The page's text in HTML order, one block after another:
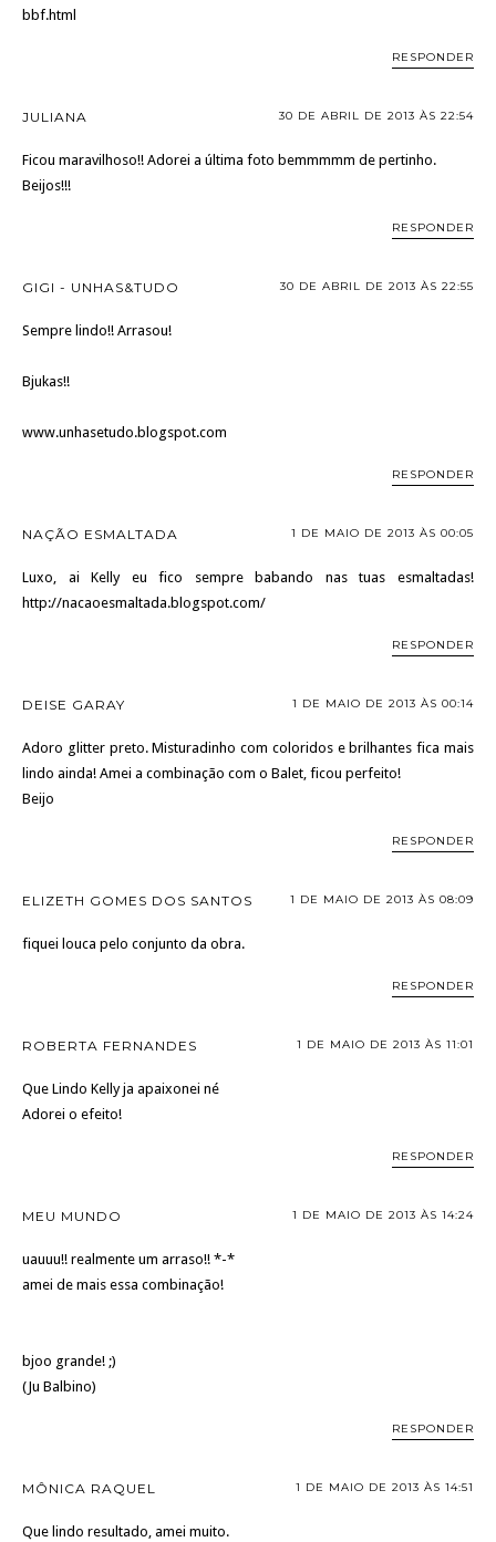
bbf.html
RESPONDER
JULIANA 30 DE ABRIL DE 2013 ÀS 22:54
Ficou maravilhoso!! Adorei a última foto bemmmmm de pertinho.
Beijos!!!
RESPONDER
GIGI - UNHAS&TUDO 30 DE ABRIL DE 2013 ÀS 22:55
Sempre lindo!! Arrasou!
Bjukas!!
www.unhasetudo.blogspot.com
RESPONDER
NAÇÃO ESMALTADA 1 DE MAIO DE 2013 ÀS 00:05
Luxo, ai Kelly eu fico sempre babando nas tuas esmaltadas!
http://nacaoesmaltada.blogspot.com/
RESPONDER
DEISE GARAY 1 DE MAIO DE 2013 ÀS 00:14
Adoro glitter preto. Misturadinho com coloridos e brilhantes fica mais
lindo ainda! Amei a combinação com o Balet, ficou perfeito!
Beijo
RESPONDER
ELIZETH GOMES DOS SANTOS 1 DE MAIO DE 2013 ÀS 08:09
fiquei louca pelo conjunto da obra.
RESPONDER
ROBERTA FERNANDES 1 DE MAIO DE 2013 ÀS 11:01
Que Lindo Kelly ja apaixonei né
Adorei o efeito!
RESPONDER
MEU MUNDO 1 DE MAIO DE 2013 ÀS 14:24
uauuu!! realmente um arraso!! *-*
amei de mais essa combinação!
bjoo grande! ;)
(Ju Balbino)
RESPONDER
MÔNICA RAQUEL 1 DE MAIO DE 2013 ÀS 14:51
Que lindo resultado, amei muito.